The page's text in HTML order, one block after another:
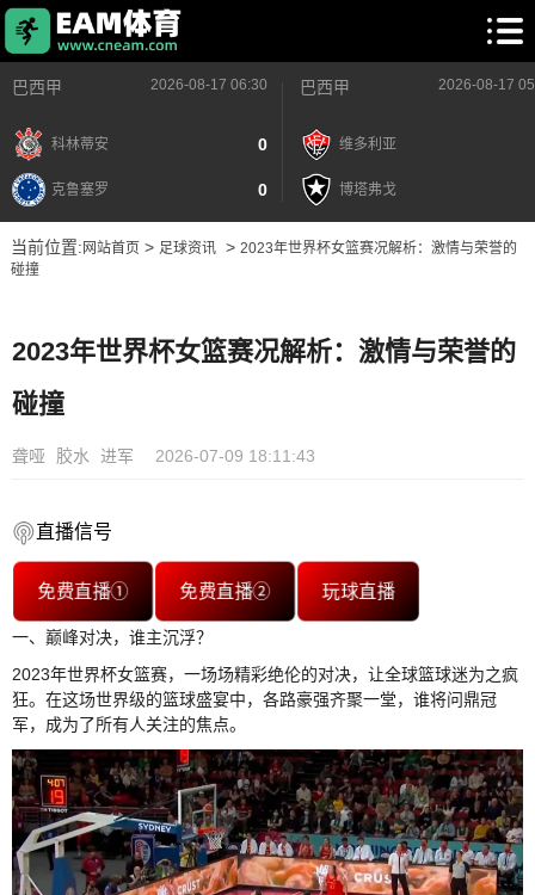
巴西甲 2026-08-17 06:30
科林蒂安 0
克鲁塞罗 0
巴西甲 2026-08-17
维多利亚
博塔弗戈
当前位置: 网站首页> 足球资讯> 2023年世界杯女篮赛况解析：激情与荣誉的
碰撞
2023年世界杯女篮赛况解析：激情与荣誉的
碰撞
聋哑 胶水 进军 2026-07-09 18:11:43
直播信号
免费直播① 免费直播② 玩球直播
一、巅峰对决，谁主沉浮？
2023年世界杯女篮赛，一场场精彩绝伦的对决，让全球篮球迷为之疯
狂。在这场世界级的篮球盛宴中，各路豪强齐聚一堂，谁将问鼎冠
军，成为了所有人关注的焦点。